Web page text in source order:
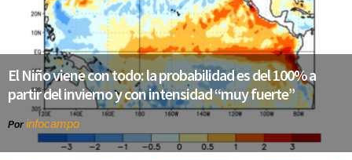
El Niño viene con todo: la probabilidad es del 100% a
partir del invierno y con intensidad “muy fuerte”
Por infocampo